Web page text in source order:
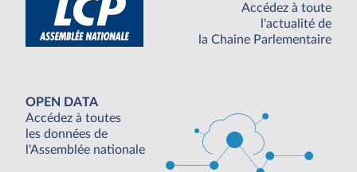
Accédez à toute
l'actualité de
la Chaine Parlementaire
OPEN DATA
Accédez à toutes
les données de
l'Assemblée nationale